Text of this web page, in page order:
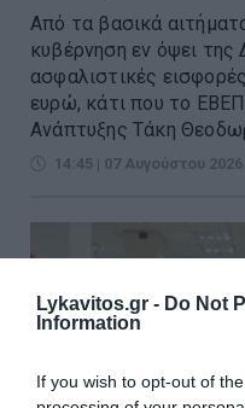
Lykavitos.gr - Do Not
Information
If you wish to opt-out of
Από τα βασικά
κυβέρνηση εν όψει της
ασφαλιστικές
ευρώ, κάτι που το
Ανάπτυξης Τάκη
14:45 | 07 Αυγούστου 2026